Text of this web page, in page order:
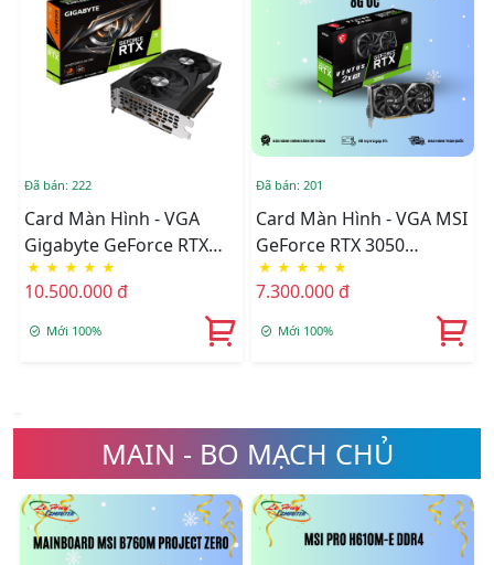
Đã bán: 222
Card Màn Hình - VGA
Gigabyte GeForce RTX
3060 WINDFORCE OC
12GB (GV-N3060WF2OC-
12GD)
★ ★ ★ ★ ★
10.500.000 đ
Mới 100%
Đã bán: 201
Card Màn Hình - VGA MSI
GeForce RTX 3050
VENTUS 2X XS 8G OC
★ ★ ★ ★ ★
7.300.000 đ
Mới 100%
MAIN - BO MẠCH CHỦ